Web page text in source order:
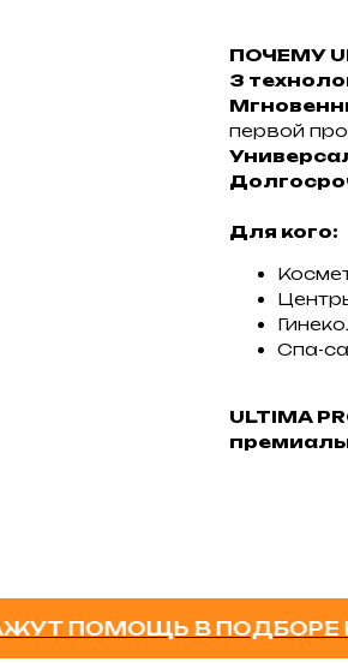
ПОЧЕМУ
3
первой
Для кого:
Спа-
ULTIMA
В ПОДБОРЕ